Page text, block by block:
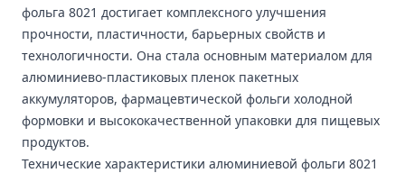
фольга 8021 достигает комплексного улучшения
прочности, пластичности, барьерных свойств и
технологичности. Она стала основным материалом для
алюминиево-пластиковых пленок пакетных
аккумуляторов, фармацевтической фольги холодной
формовки и высококачественной упаковки для пищевых
продуктов.
Технические характеристики алюминиевой фольги 8021